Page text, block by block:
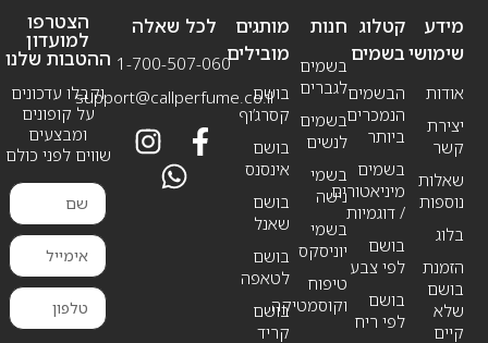
מידע
שימושי
אודות
יצירת
קשר
שאלות
נוספות
בלוג
הזמנת
בושם
שלא
קיים
חנות
בשמים
לגברים
בשמים
לנשים
בשמי
נישה
בשמי
יוניסקס
טיפוח
וקוסמטיקה
קטלוג
בשמים
הבשמים
הנמכרים
ביותר
בשמים
מיניאטורים
/ דוגמיות
בושם
לפי צבע
בושם
לפי ריח
מותגים
מובילים
בושם
קסרג’וף
בושם
אינסנס
בושם
שאנל
בושם
לטאפה
בושם
קריד
לכל שאלה
1-700-507-060
support@callperfume.co.il
הצטרפו
למועדון
ההטבות שלנו
וקבלו עדכונים
על קופונים
ומבצעים
שווים לפני כולם